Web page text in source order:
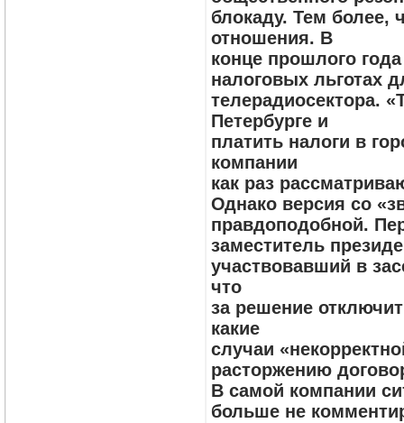
блокаду. Тем более,
отношения. В
конце прошлого
налоговых льготах
телерадиосектора.
Петербурге и
платить налоги в
компании
как раз
Однако версия со
правдоподобной.
заместитель
участвовавший в
что
за решение
какие
случаи
расторжению
В самой компании
больше не